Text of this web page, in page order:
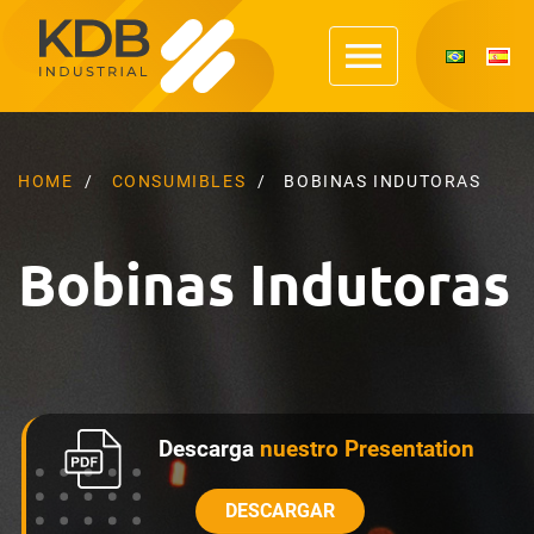
HOME CONSUMIBLES BOBINAS INDUTORAS
Bobinas Indutoras
Descarga nuestro Presentation
DESCARGAR